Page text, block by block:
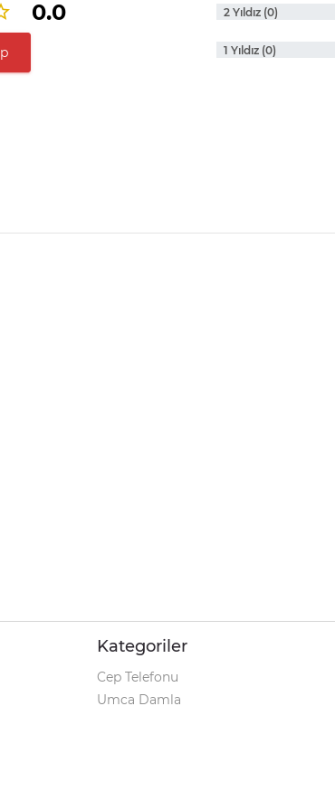
0.0 2 Yıldız (0)
1 Yıldız (0)
Kategoriler
Cep Telefonu
Umca Damla